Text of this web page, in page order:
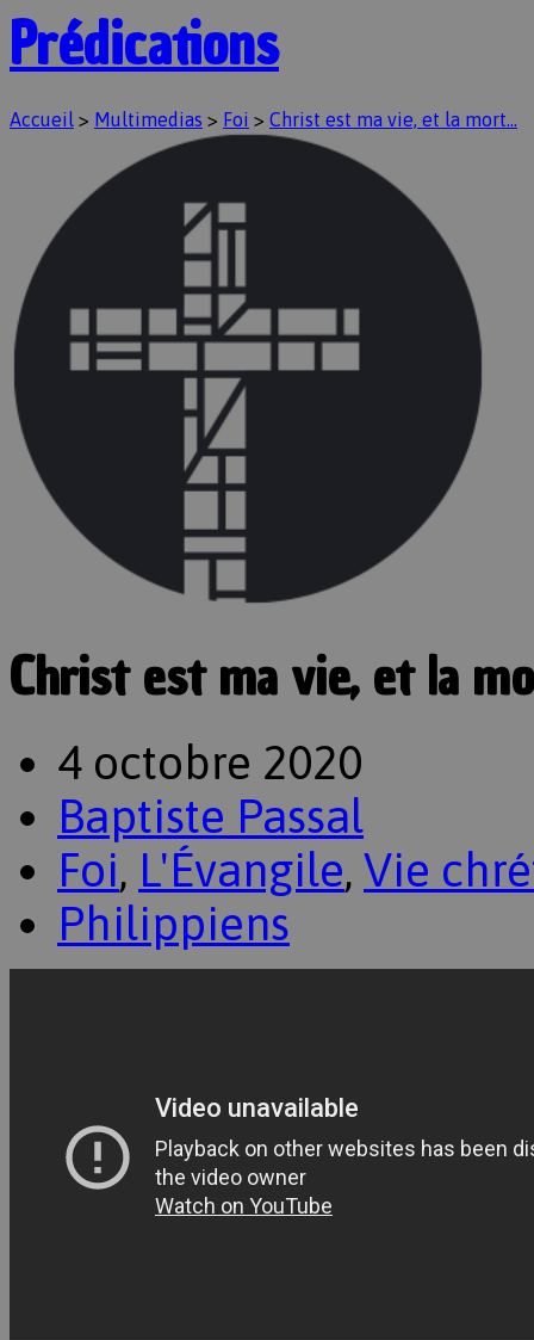
Prédications
Accueil > Multimedias > Foi > Christ est ma vie, et la mort…
Christ est ma vie, et la
4 octobre 2020
Baptiste Passal
Foi, L'Évangile, Vie
Philippiens